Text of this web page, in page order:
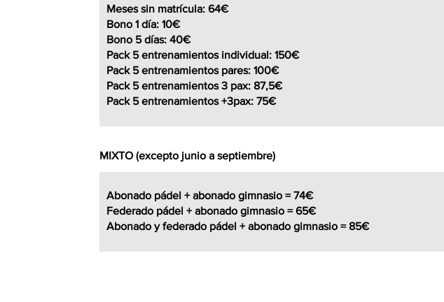
Meses sin matrícula: 64€
Bono 1 día: 10€
Bono 5 días: 40€
Pack 5 entrenamientos individual: 150€
Pack 5 entrenamientos pares: 100€
Pack 5 entrenamientos 3 pax: 87,5€
Pack 5 entrenamientos +3pax: 75€
MIXTO (excepto junio a septiembre)
Abonado pádel + abonado gimnasio = 74€
Federado pádel + abonado gimnasio = 65€
Abonado y federado pádel + abonado gimnasio = 85€